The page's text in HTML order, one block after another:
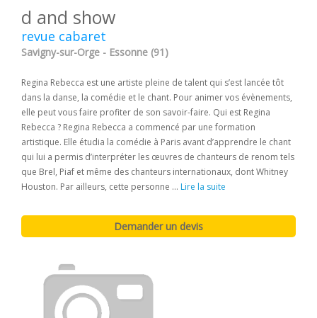
d and show
revue cabaret
Savigny-sur-Orge - Essonne (91)
Regina Rebecca est une artiste pleine de talent qui s’est lancée tôt
dans la danse, la comédie et le chant. Pour animer vos évènements,
elle peut vous faire profiter de son savoir-faire. Qui est Regina
Rebecca ? Regina Rebecca a commencé par une formation
artistique. Elle étudia la comédie à Paris avant d’apprendre le chant
qui lui a permis d’interpréter les œuvres de chanteurs de renom tels
que Brel, Piaf et même des chanteurs internationaux, dont Whitney
Houston. Par ailleurs, cette personne ... Lire la suite